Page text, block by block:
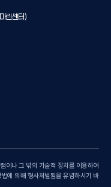
린센터)
이나 그 밖의 기술적 장치를 이용하여
에 의해 형사처벌됨을 유념하시기 바